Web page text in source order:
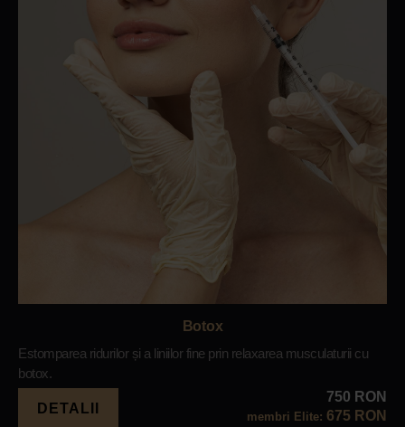
Botox
Estomparea ridurilor și a liniilor fine prin relaxarea musculaturii cu
botox.
750 RON
membri Elite: 675 RON
DETALII